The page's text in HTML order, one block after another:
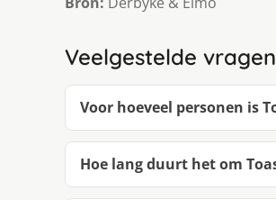
Veelgestelde vragen
Voor hoeveel personen is
Hoe lang duurt het om